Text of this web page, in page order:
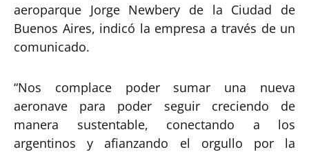
aeroparque Jorge Newbery de la Ciudad de
Buenos Aires, indicó la empresa a través de un
comunicado.
“Nos complace poder sumar una nueva
aeronave para poder seguir creciendo de
manera sustentable, conectando a los
argentinos y afianzando el orgullo por la